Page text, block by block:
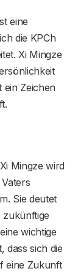
eine
die KPCh
Xi Mingze
ein Zeichen
Mingze wird
Sie deutet
zukünftige
wichtige
dass sich die
eine Zukunft